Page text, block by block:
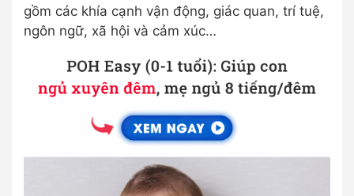
gồm các khía cạnh vận động, giác quan, trí tuệ,
ngôn ngữ, xã hội và cảm xúc…